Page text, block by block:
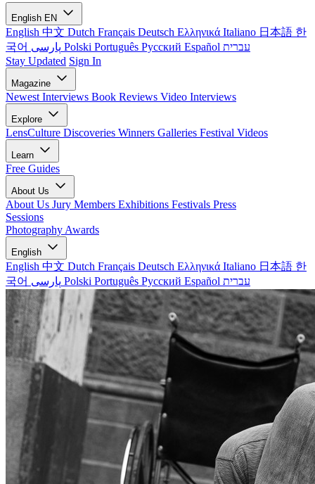
English EN
English 中文 Dutch Français Deutsch Ελληνικά Italiano 日本語 한
국어
Polski Português Русский Español עברית
Stay Updated Sign In
Magazine
Newest Interviews Book Reviews Video Interviews
Explore
LensCulture Discoveries Winners Galleries Festival Videos
Learn
Free Guides
About Us
About Us Jury Members Exhibitions Festivals Press
Sessions
Photography Awards
English
English 中文 Dutch Français Deutsch Ελληνικά Italiano 日本語 한
국어
Polski Português Русский Español עברית